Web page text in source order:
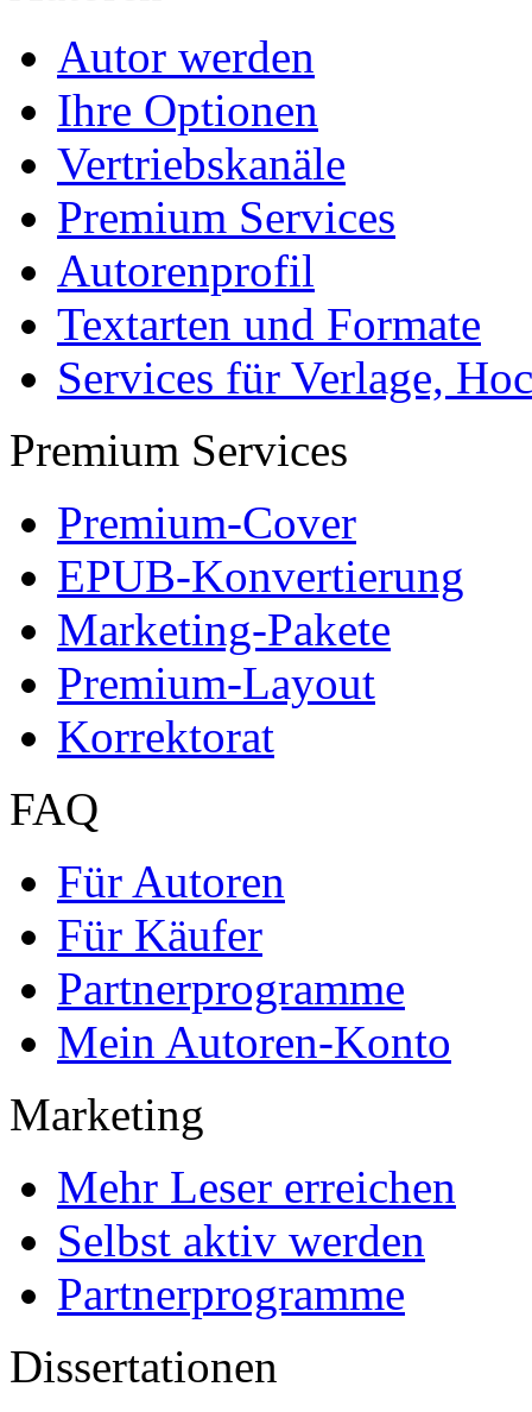
Autor werden
Ihre Optionen
Vertriebskanäle
Premium Services
Autorenprofil
Textarten und Formate
Services für Verlage,
Premium Services
Premium-Cover
EPUB-Konvertierung
Marketing-Pakete
Premium-Layout
Korrektorat
FAQ
Für Autoren
Für Käufer
Partnerprogramme
Mein Autoren-Konto
Marketing
Mehr Leser erreichen
Selbst aktiv werden
Partnerprogramme
Dissertationen